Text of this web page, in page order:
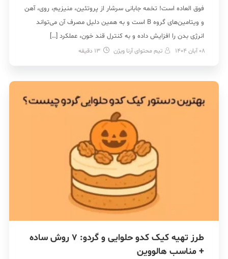
فوق العاده است! تخمه جابانی سرشار از پروتئین، منیزیم، روی، آهن
و ویتامین‌های گروه B است و به همین دلیل مصرف آن می‌تواند
انرژی بدن را افزایش داده و به کنترل قند خون، عملکرد […]
08 آبان 1404 تیم محتوای آرنا ویژن 13 دقیقه
طرز تهیه کیک کدو حلوایی و گردو: 7 روش ساده
+ مناسب هالووین